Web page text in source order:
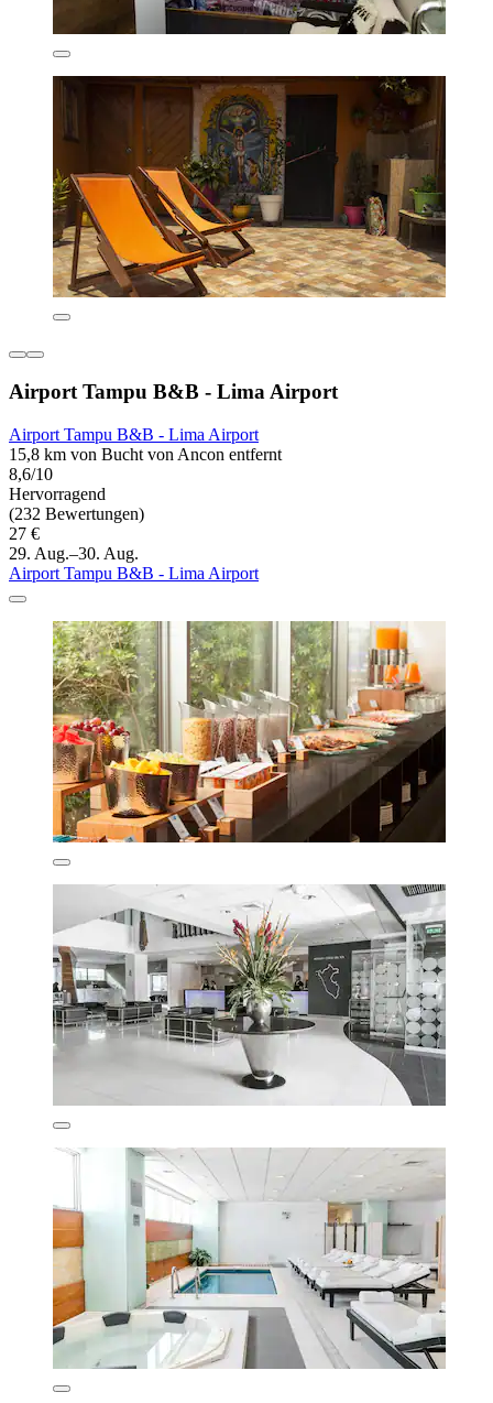
Airport Tampu B&B - Lima Airport
Airport Tampu B&B - Lima Airport
15,8 km von Bucht von Ancon entfernt
8,6/10
Hervorragend
(232 Bewertungen)
27 €
29. Aug.–30. Aug.
Airport Tampu B&B - Lima Airport